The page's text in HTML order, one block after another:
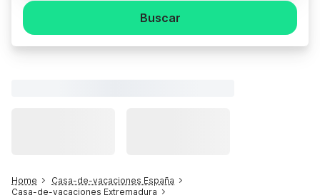
Buscar
Home
Casa-de-vacaciones España
Casa-de-vacaciones Extremadura